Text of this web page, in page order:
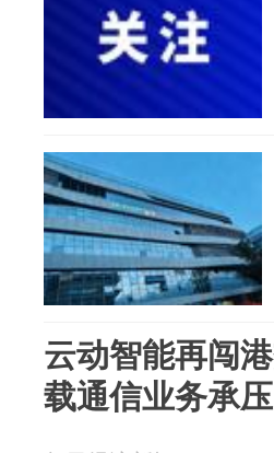
云动智能再闯
载通信业务承压